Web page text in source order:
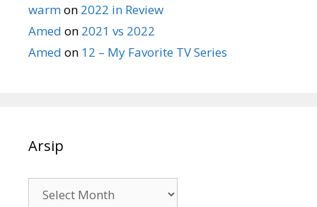
warmon 2022 in Review
Amed on 2021 vs 2022
Amed on 12 – My Favorite TV Series
Arsip